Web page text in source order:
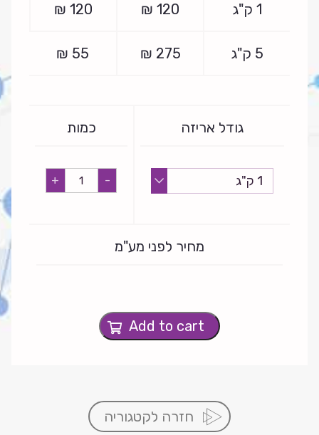
1 ק"ג 120
₪
120
₪
5 ק"ג 275
₪
55
₪
גודל אריזה כמות
- סיליקון
1411
+
מחיר לפני מע"מ
Add to cart
חזרה לקטגוריה